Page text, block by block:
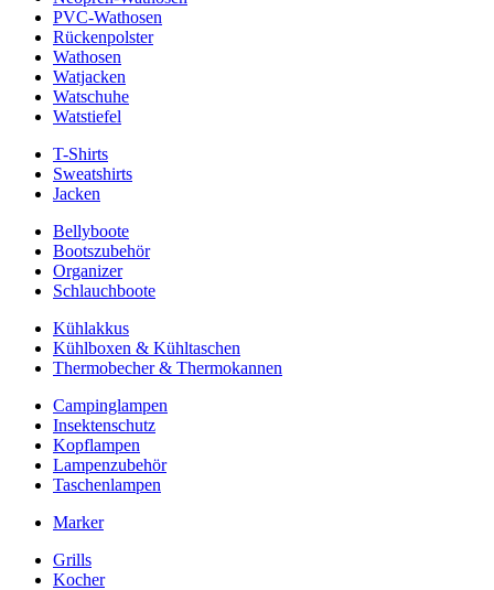
PVC-Wathosen
Rückenpolster
Wathosen
Watjacken
Watschuhe
Watstiefel
T-Shirts
Sweatshirts
Jacken
Bellyboote
Bootszubehör
Organizer
Schlauchboote
Kühlakkus
Kühlboxen & Kühltaschen
Thermobecher & Thermokannen
Campinglampen
Insektenschutz
Kopflampen
Lampenzubehör
Taschenlampen
Marker
Grills
Kocher